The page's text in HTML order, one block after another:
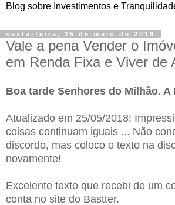
Blog sobre Investimentos e
sexta-feira, 25 de maio de 2018
Vale a pena Vender o
em Renda Fixa e Viver de
Boa tarde Senhores do Milhão. A
Atualizado em 25/05/2018!
coisas continuam iguais ... Não
discordo, mas coloco o texto na
novamente!
Excelente texto que recebi de um
conta no site do Bastter.